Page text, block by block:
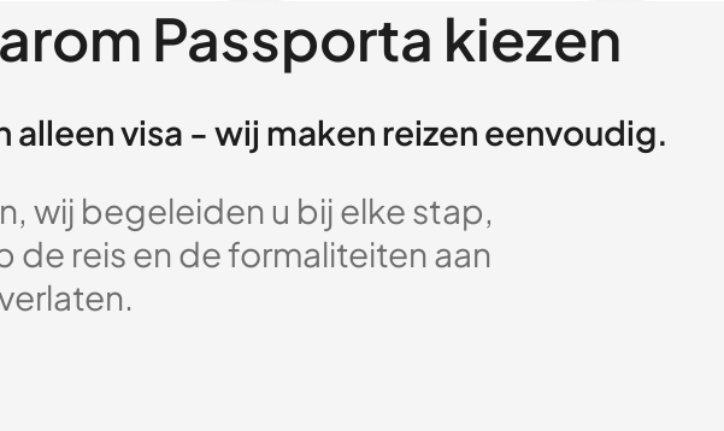
Passporta kiezen
alleen visa - wij maken reizen eenvoudig.
wij begeleiden u bij elke stap,
reis en de formaliteiten aan